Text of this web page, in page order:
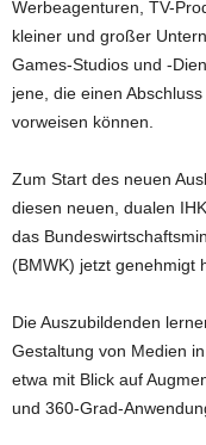
Werbeagenturen, TV-
kleiner und großer
Games-Studios und -
jene, die einen Abschluss
vorweisen können.
Zum Start des neuen
diesen neuen, dualen
das
(BMWK) jetzt genehmigt
Die Auszubildenden
Gestaltung von Medien
etwa mit Blick auf
und 360-Grad-